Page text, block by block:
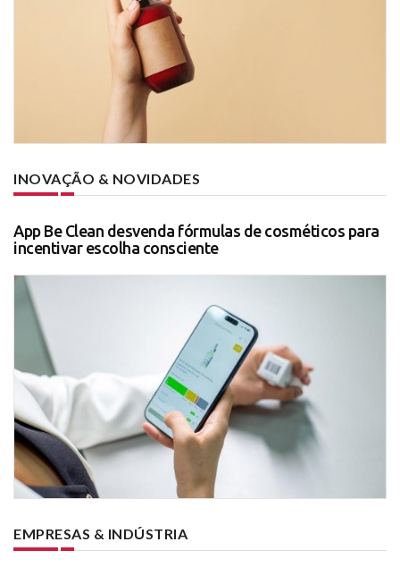
INOVAÇÃO & NOVIDADES
App Be Clean desvenda fórmulas de cosméticos para
incentivar escolha consciente
EMPRESAS & INDÚSTRIA